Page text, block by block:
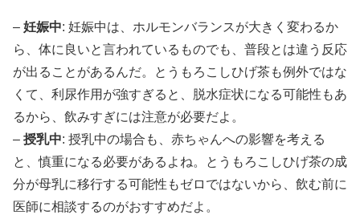
– 妊娠中: 妊娠中は、ホルモンバランスが大きく変わるか
ら、体に良いと言われているものでも、普段とは違う反応
が出ることがあるんだ。とうもろこしひげ茶も例外ではな
くて、利尿作用が強すぎると、脱水症状になる可能性もあ
るから、飲みすぎには注意が必要だよ。
– 授乳中: 授乳中の場合も、赤ちゃんへの影響を考える
と、慎重になる必要があるよね。とうもろこしひげ茶の成
分が母乳に移行する可能性もゼロではないから、飲む前に
医師に相談するのがおすすめだよ。